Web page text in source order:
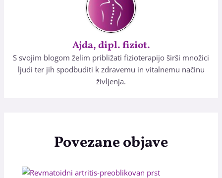
Ajda, dipl. fiziot.
S svojim blogom želim približati fizioterapijo širši množici
ljudi ter jih spodbuditi k zdravemu in vitalnemu načinu
življenja.
Povezane objave